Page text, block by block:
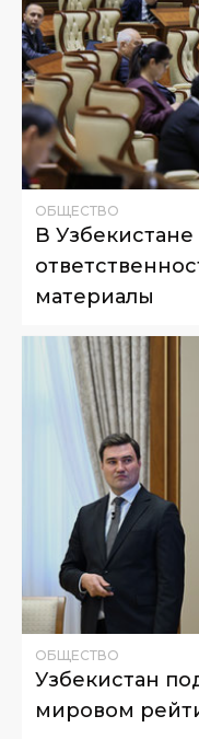
ОБЩЕСТВО
В
материалы
ОБЩЕСТВО
Узбекистан
мировом